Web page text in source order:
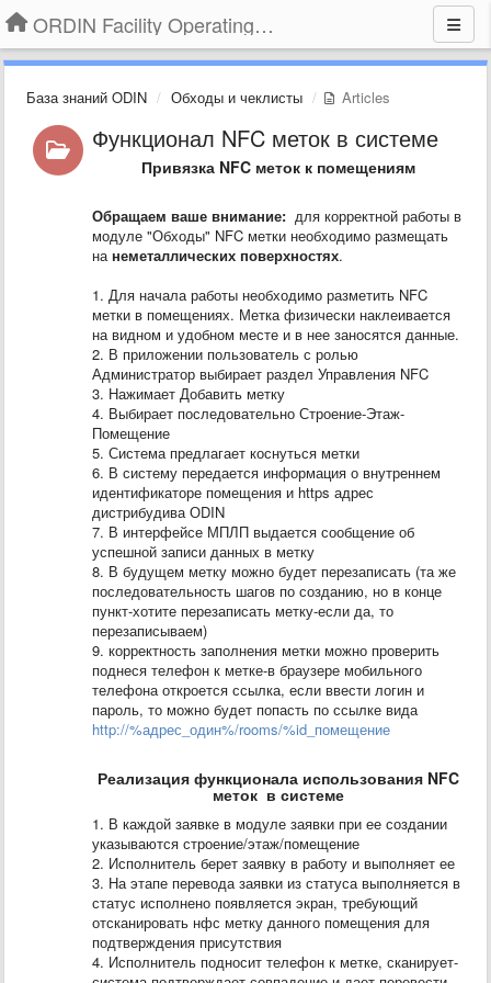
ORDIN Facility Operating System
База знаний ODIN Обходы и чеклисты Articles
Функционал NFC меток в системе
Привязка NFC меток к помещениям
Обращаем ваше внимание:для корректной работы в
модуле "Обходы" NFC метки необходимо размещать
на неметаллических поверхностях.
1. Для начала работы необходимо разметить NFC
метки в помещениях. Метка физически наклеивается
на видном и удобном месте и в нее заносятся данные.
2. В приложении пользователь с ролью
Администратор выбирает раздел Управления NFC
3. Нажимает Добавить метку
4. Выбирает последовательно Строение-Этаж-
Помещение
5. Система предлагает коснуться метки
6. В систему передается информация о внутреннем
идентификаторе помещения и https адрес
дистрибудива ОDIN
7. В интерфейсе МПЛП выдается сообщение об
успешной записи данных в метку
8. В будущем метку можно будет перезаписать (та же
последовательность шагов по созданию, но в конце
пункт-хотите перезаписать метку-если да, то
перезаписываем)
9. корректность заполнения метки можно проверить
поднеся телефон к метке-в браузере мобильного
телефона откроется ссылка, если ввести логин и
пароль, то можно будет попасть по ссылке вида
http://%адрес_один%/rooms/%id_помещение
Реализация функционала использования NFC
меток в системе
1. В каждой заявке в модуле заявки при ее создании
указываются строение/этаж/помещение
2. Исполнитель берет заявку в работу и выполняет ее
3. На этапе перевода заявки из статуса выполняется в
статус исполнено появляется экран, требующий
отсканировать нфс метку данного помещения для
подтверждения присутствия
4. Исполнитель подносит телефон к метке, сканирует-